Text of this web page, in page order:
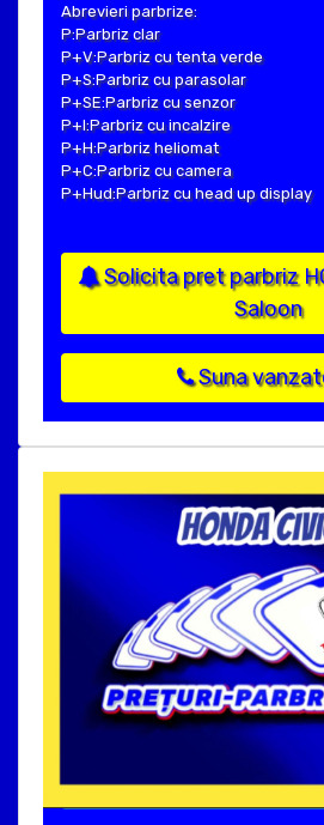
Abrevieri parbrize:
P:Parbriz clar
P+V:Parbriz cu tenta verde
P+S:Parbriz cu parasolar
P+SE:Parbriz cu senzor
P+I:Parbriz cu incalzire
P+H:Parbriz heliomat
P+C:Parbriz cu camera
P+Hud:Parbriz cu head up display
Solicita pret parbriz
Saloon
Suna